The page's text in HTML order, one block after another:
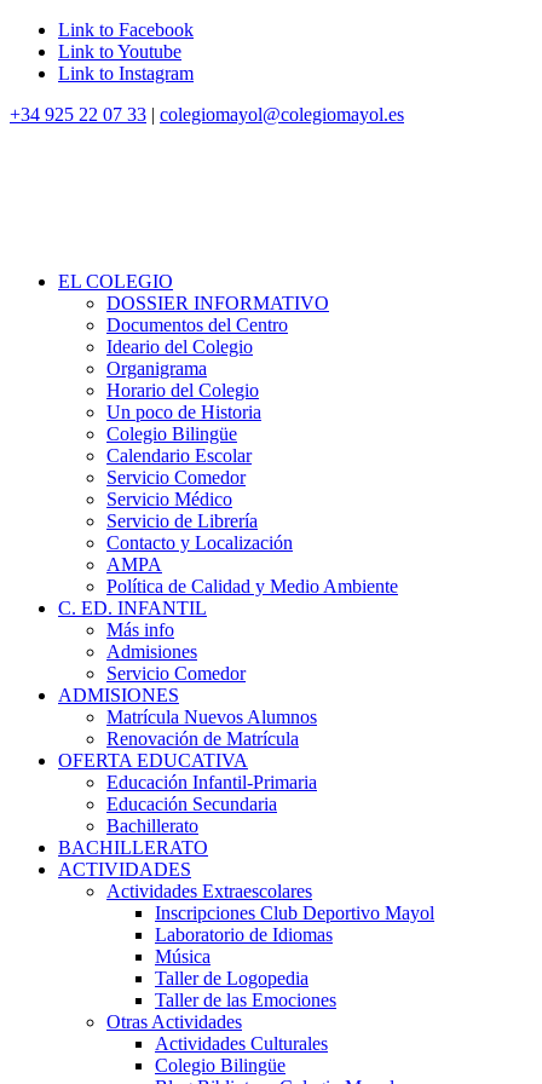
Link to Facebook
Link to Youtube
Link to Instagram
+34 925 22 07 33 | colegiomayol@colegiomayol.es
EL COLEGIO
DOSSIER INFORMATIVO
Documentos del Centro
Ideario del Colegio
Organigrama
Horario del Colegio
Un poco de Historia
Colegio Bilingüe
Calendario Escolar
Servicio Comedor
Servicio Médico
Servicio de Librería
Contacto y Localización
AMPA
Política de Calidad y Medio Ambiente
C. ED. INFANTIL
Más info
Admisiones
Servicio Comedor
ADMISIONES
Matrícula Nuevos Alumnos
Renovación de Matrícula
OFERTA EDUCATIVA
Educación Infantil-Primaria
Educación Secundaria
Bachillerato
BACHILLERATO
ACTIVIDADES
Actividades Extraescolares
Inscripciones Club Deportivo Mayol
Laboratorio de Idiomas
Música
Taller de Logopedia
Taller de las Emociones
Otras Actividades
Actividades Culturales
Colegio Bilingüe